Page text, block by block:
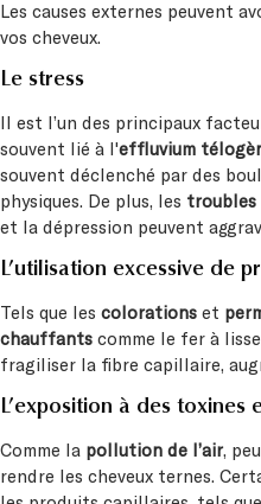
Les causes externes peuvent
vos cheveux.
Le stress
Il est l’un des principaux
souvent lié à l'effluvium
souvent déclenché par des
physiques. De plus, les troubles
et la dépression peuvent
L’utilisation excessive de
Tels que les colorations et
chauffants comme le fer à
fragiliser la fibre capillaire,
L’exposition à des toxines
Comme la pollution de l’air,
rendre les cheveux ternes.